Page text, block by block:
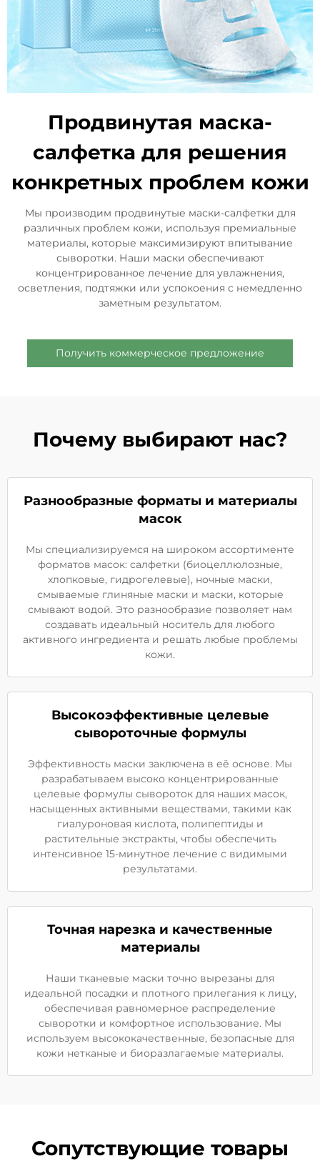
Продвинутая маска-
салфетка для решения
конкретных проблем кожи
Мы производим продвинутые маски-салфетки для
различных проблем кожи, используя премиальные
материалы, которые максимизируют впитывание
сыворотки. Наши маски обеспечивают
концентрированное лечение для увлажнения,
осветления, подтяжки или успокоения с немедленно
заметным результатом.
Получить коммерческое предложение
Почему выбирают нас?
Разнообразные форматы и материалы
масок
Мы специализируемся на широком ассортименте
форматов масок: салфетки (биоцеллюлозные,
хлопковые, гидрогелевые), ночные маски,
смываемые глиняные маски и маски, которые
смывают водой. Это разнообразие позволяет нам
создавать идеальный носитель для любого
активного ингредиента и решать любые проблемы
кожи.
Высокоэффективные целевые
сывороточные формулы
Эффективность маски заключена в её основе. Мы
разрабатываем высоко концентрированные
целевые формулы сывороток для наших масок,
насыщенных активными веществами, такими как
гиалуроновая кислота, полипептиды и
растительные экстракты, чтобы обеспечить
интенсивное 15-минутное лечение с видимыми
результатами.
Точная нарезка и качественные
материалы
Наши тканевые маски точно вырезаны для
идеальной посадки и плотного прилегания к лицу,
обеспечивая равномерное распределение
сыворотки и комфортное использование. Мы
используем высококачественные, безопасные для
кожи нетканые и биоразлагаемые материалы.
Сопутствующие товары